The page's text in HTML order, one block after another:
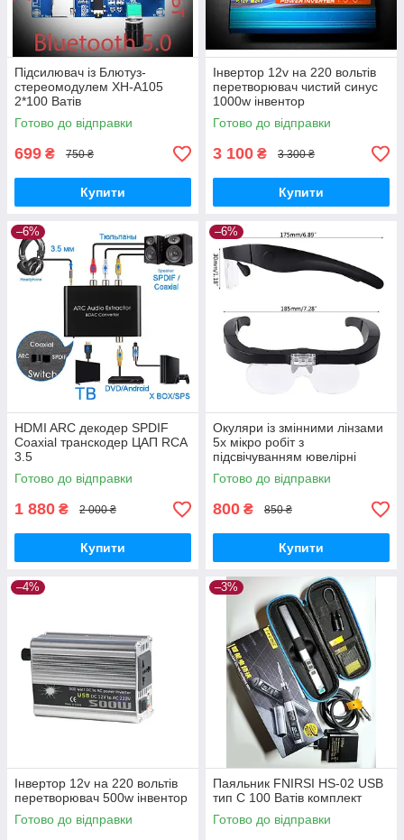
Підсилювач із Блютуз-
стереомодулем XH-A105
2*100 Ватів
Готово до відправки
699 ₴ 750 ₴
Купити
Інвертор 12v на 220 вольтів
перетворювач чистий синус
1000w інвентор
Готово до відправки
3 100 ₴ 3 300 ₴
Купити
–6%
HDMI ARC декодер SPDIF
Coaxial транскодер ЦАП RCA
3.5
Готово до відправки
1 880 ₴ 2 000 ₴
Купити
–6%
Окуляри із змінними лінзами
5x мікро робіт з
підсвічуванням ювелірні
окуляри годинні
Готово до відправки
800 ₴ 850 ₴
Купити
–4%
Інвертор 12v на 220 вольтів
перетворювач 500w інвентор
Готово до відправки
–3%
Паяльник FNIRSI HS-02 USB
тип C 100 Ватів комплект
Готово до відправки